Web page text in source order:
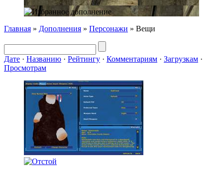
Главная » Дополнения » Персонажи » Вещи
Дате · Названию · Рейтингу · Комментариям · Загрузкам ·
Просмотрам